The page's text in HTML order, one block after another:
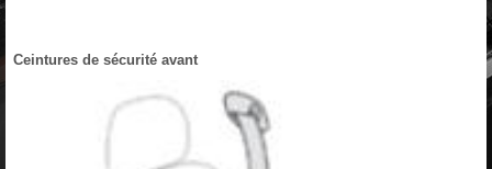
Ceintures de sécurité avant